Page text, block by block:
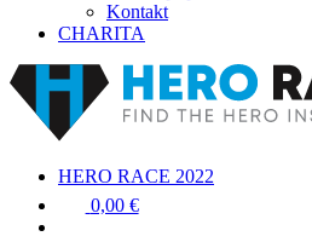
Kontakt
CHARITA
HERO RACE 2022
0,00 €